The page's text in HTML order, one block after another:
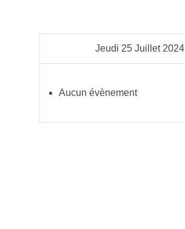
Jeudi 25 Juillet 2024
Aucun évènement